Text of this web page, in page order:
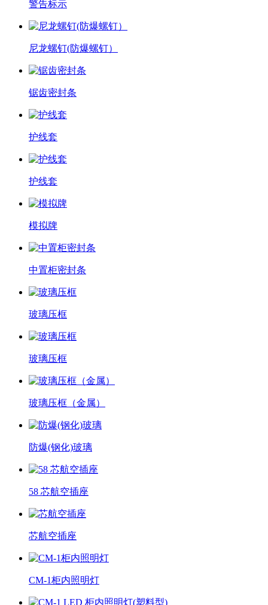
警告标示
尼龙螺钉(防爆螺钉）
锯齿密封条
护线套
护线套
模拟牌
中置柜密封条
玻璃压框
玻璃压框
玻璃压框（金属）
防爆(钢化)玻璃
58 芯航空插座
芯航空插座
CM-1柜内照明灯